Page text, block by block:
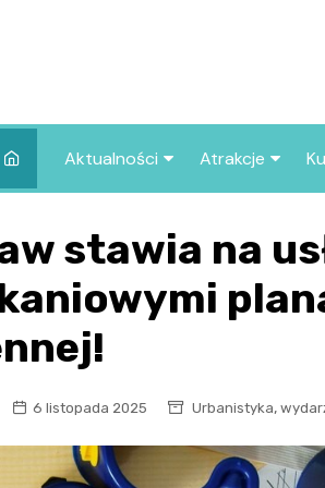
Aktualności
Wszystkie wpisy
Atrakcje
we Wrocławiu
Co warto
Wrocławiu?
stawia na
6 listopada 2025 Urbanistyka,